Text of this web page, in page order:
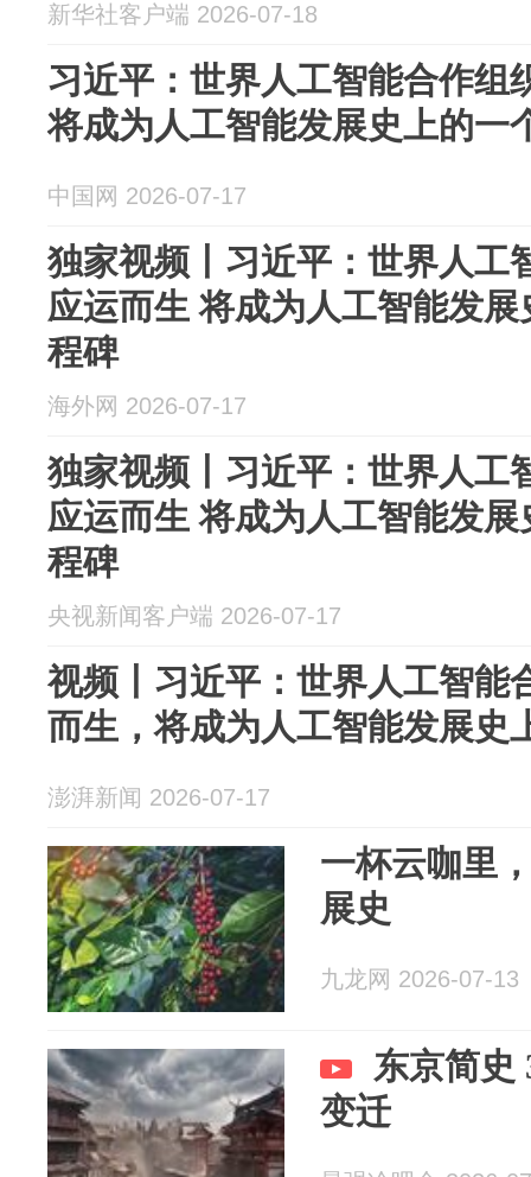
新华社客户端 2026-07-18
习近平：世界人工智能合作组
将成为人工智能发展史上的一
中国网 2026-07-17
独家视频丨习近平：世界人工
应运而生 将成为人工智能发
程碑
海外网 2026-07-17
独家视频丨习近平：世界人工
应运而生 将成为人工智能发
程碑
央视新闻客户端 2026-07-17
视频丨习近平：世界人工智能
而生，将成为人工智能发展史
澎湃新闻 2026-07-17
一杯云咖里
展史
九龙网 2026-07-13
东京简史
变迁